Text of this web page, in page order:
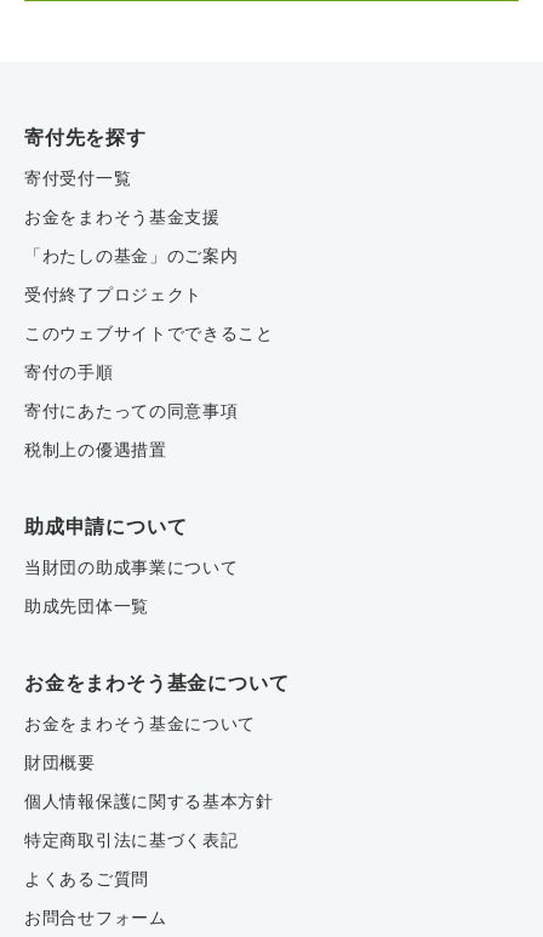
寄付先を探す
寄付受付一覧
お金をまわそう基金支援
「わたしの基金」のご案内
受付終了プロジェクト
このウェブサイトでできること
寄付の手順
寄付にあたっての同意事項
税制上の優遇措置
助成申請について
当財団の助成事業について
助成先団体一覧
お金をまわそう基金について
お金をまわそう基金について
財団概要
個人情報保護に関する基本方針
特定商取引法に基づく表記
よくあるご質問
お問合せフォーム